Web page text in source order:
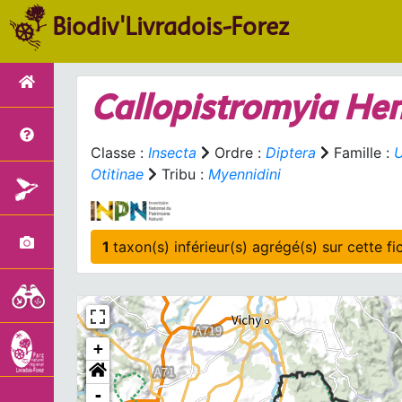
Biodiv'Livradois-Forez
Callopistromyia
Classe : Insecta Ordre : Diptera Famille :
Otitinae
Tribu : Myennidini
1 taxon(s)
+
-